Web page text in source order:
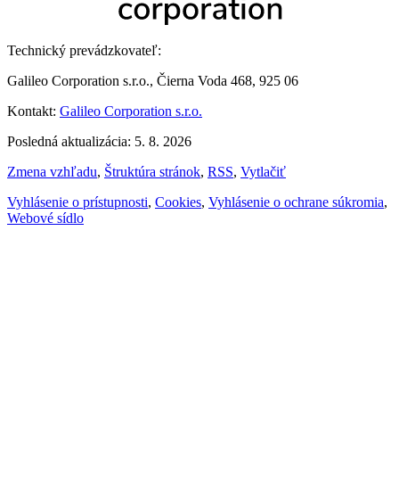
Technický prevádzkovateľ:
Galileo Corporation s.r.o., Čierna Voda 468, 925 06
Kontakt: Galileo Corporation s.r.o.
Posledná aktualizácia: 5. 8. 2026
Zmena vzhľadu, Štruktúra stránok, RSS, Vytlačiť
Vyhlásenie o prístupnosti, Cookies, Vyhlásenie o ochrane súkromia,
Webové sídlo